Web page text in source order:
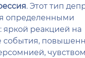
. Этот тип
определенными
яркой реакцией на
события,